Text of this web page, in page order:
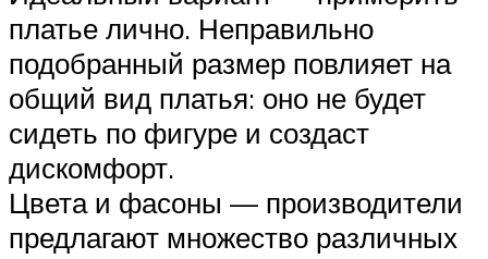
платье лично. Неправильно
подобранный размер повлияет на
общий вид платья: оно не будет
сидеть по фигуре и создаст
дискомфорт.
Цвета и фасоны — производители
предлагают множество различных